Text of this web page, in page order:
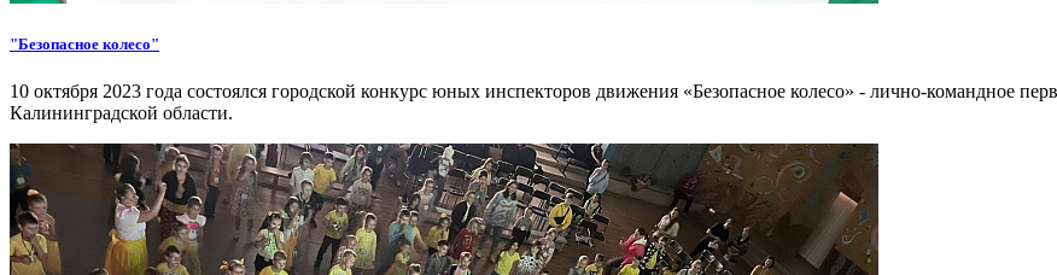
"Безопасное колесо"
10 октября 2023 года состоялся городской конкурс юных инспекторов движения «Безопасное колесо» - лично-командное
Калининградской области.